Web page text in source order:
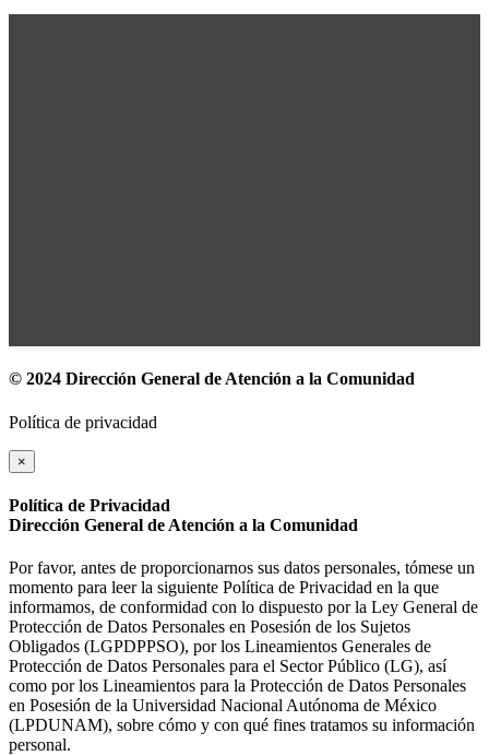
© 2024 Dirección General de Atención a la Comunidad
Política de privacidad
×
Política de Privacidad
Dirección General de Atención a la Comunidad
Por favor, antes de proporcionarnos sus datos personales, tómese un
momento para leer la siguiente Política de Privacidad en la que
informamos, de conformidad con lo dispuesto por la Ley General de
Protección de Datos Personales en Posesión de los Sujetos
Obligados (LGPDPPSO), por los Lineamientos Generales de
Protección de Datos Personales para el Sector Público (LG), así
como por los Lineamientos para la Protección de Datos Personales
en Posesión de la Universidad Nacional Autónoma de México
(LPDUNAM), sobre cómo y con qué fines tratamos su información
personal.